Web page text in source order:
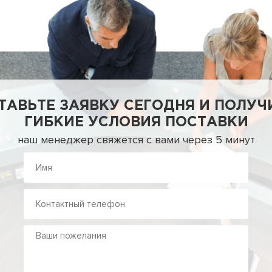
ЗАЯВКУ СЕГОДНЯ И
ГИБКИЕ УСЛОВИЯ ПОСТАВКИ
наш менеджер свяжется с вами через 5 минут